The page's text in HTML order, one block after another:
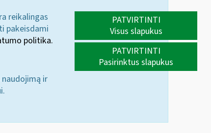
reikalingas
pakeisdami
politika.
ir
PATVIRTINTI
Visus slapukus
PATVIRTINTI
Pasirinktus slapukus